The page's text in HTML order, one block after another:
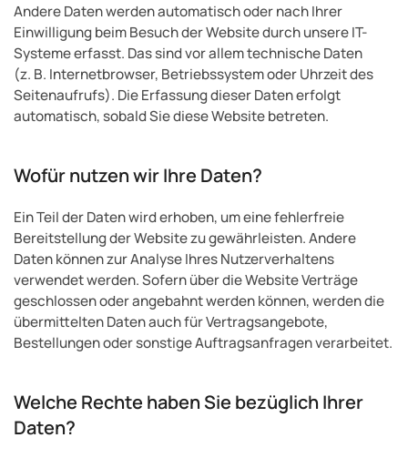
Andere Daten werden automatisch oder nach Ihrer
Einwilligung beim Besuch der Website durch unsere IT-
Systeme erfasst. Das sind vor allem technische Daten
(z. B. Internetbrowser, Betriebssystem oder Uhrzeit des
Seitenaufrufs). Die Erfassung dieser Daten erfolgt
automatisch, sobald Sie diese Website betreten.
Wofür nutzen wir Ihre Daten?
Ein Teil der Daten wird erhoben, um eine fehlerfreie
Bereitstellung der Website zu gewährleisten. Andere
Daten können zur Analyse Ihres Nutzerverhaltens
verwendet werden. Sofern über die Website Verträge
geschlossen oder angebahnt werden können, werden die
übermittelten Daten auch für Vertragsangebote,
Bestellungen oder sonstige Auftragsanfragen verarbeitet.
Welche Rechte haben Sie bezüglich Ihrer
Daten?